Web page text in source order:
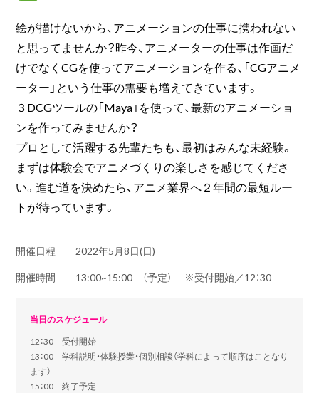
絵が描けないから、アニメーションの仕事に携われない
と思ってませんか？昨今、アニメーターの仕事は作画だ
けでなくCGを使ってアニメーションを作る、「CGアニメ
ーター」という仕事の需要も増えてきています。
３DCGツールの「Maya」を使って、最新のアニメーショ
ンを作ってみませんか？
プロとして活躍する先輩たちも、最初はみんな未経験。
まずは体験会でアニメづくりの楽しさを感じてくださ
い。進む道を決めたら、アニメ業界へ２年間の最短ルー
トが待っています。
開催日程
2022年5月8日(日)
開催時間
13:00~15:00 （予定） ※受付開始／12：30
当日のスケジュール
12：30 受付開始
13：00 学科説明・体験授業・個別相談（学科によって順序はことなり
ます）
15：00 終了予定